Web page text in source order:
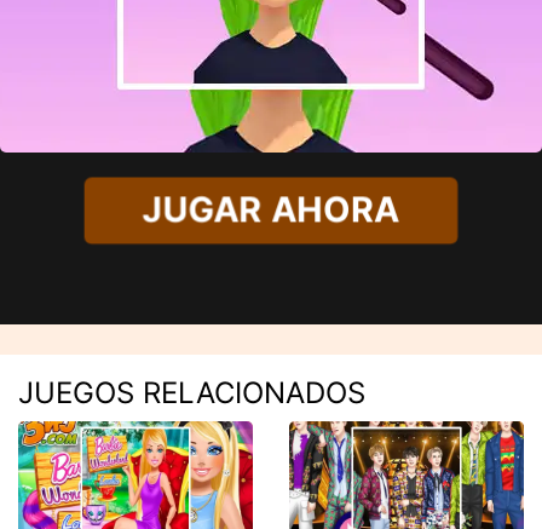
JUGAR AHORA
JUEGOS RELACIONADOS